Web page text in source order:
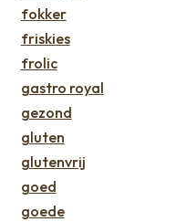
fokker
friskies
frolic
gastro royal
gezond
gluten
glutenvrij
goed
goede